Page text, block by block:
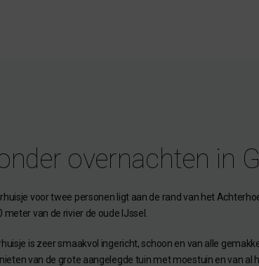
overnachten in
voor twee personen ligt aan de rand van het
meter van de rivier de oude IJssel.
is zeer smaakvol ingericht, schoon en van alle
van de grote aangelegde tuin met moestuin en van al